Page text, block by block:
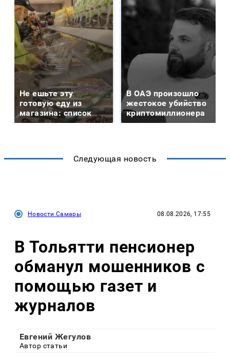
Не ешьте эту
готовую еду из
магазина: список
В ОАЭ произошло
жестокое убийство
криптомиллионера
Следующая новость
Новости Самары 08.08.2026, 17:55
В Тольятти пенсионер
обманул мошенников с
помощью газет и
журналов
Евгений Жегулов
Автор статьи